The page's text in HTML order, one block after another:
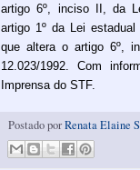
artigo 6º, inciso II, da
artigo 1º da Lei
que altera o artigo 6º,
12.023/1992. Com
Imprensa do STF.
Postado porRenata Elaine